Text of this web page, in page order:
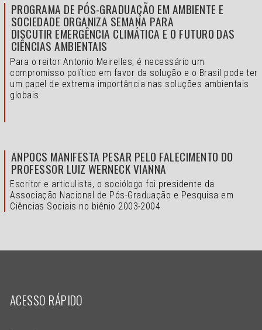
PROGRAMA DE PÓS-GRADUAÇÃO EM AMBIENTE E
SOCIEDADE ORGANIZA SEMANA PARA
DISCUTIR EMERGÊNCIA CLIMÁTICA E O FUTURO DAS
CIÊNCIAS AMBIENTAIS
Para o reitor Antonio Meirelles, é necessário um
compromisso político em favor da solução e o Brasil pode ter
um papel de extrema importância nas soluções ambientais
globais
ANPOCS MANIFESTA PESAR PELO FALECIMENTO DO
PROFESSOR LUIZ WERNECK VIANNA
Escritor e articulista, o sociólogo foi presidente da
Associação Nacional de Pós-Graduação e Pesquisa em
Ciências Sociais no biênio 2003-2004
ACESSO RÁPIDO